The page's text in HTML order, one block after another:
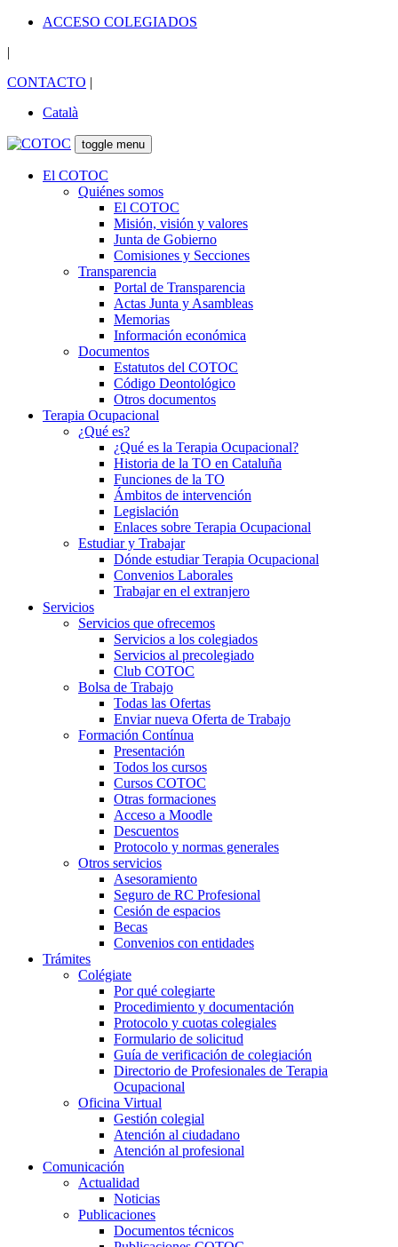
ACCESO COLEGIADOS
|
CONTACTO |
Català
toggle menu
El COTOC
Quiénes somos
El COTOC
Misión, visión y valores
Junta de Gobierno
Comisiones y Secciones
Transparencia
Portal de Transparencia
Actas Junta y Asambleas
Memorias
Información económica
Documentos
Estatutos del COTOC
Código Deontológico
Otros documentos
Terapia Ocupacional
¿Qué es?
¿Qué es la Terapia Ocupacional?
Historia de la TO en Cataluña
Funciones de la TO
Ámbitos de intervención
Legislación
Enlaces sobre Terapia Ocupacional
Estudiar y Trabajar
Dónde estudiar Terapia Ocupacional
Convenios Laborales
Trabajar en el extranjero
Servicios
Servicios que ofrecemos
Servicios a los colegiados
Servicios al precolegiado
Club COTOC
Bolsa de Trabajo
Todas las Ofertas
Enviar nueva Oferta de Trabajo
Formación Contínua
Presentación
Todos los cursos
Cursos COTOC
Otras formaciones
Acceso a Moodle
Descuentos
Protocolo y normas generales
Otros servicios
Asesoramiento
Seguro de RC Profesional
Cesión de espacios
Becas
Convenios con entidades
Trámites
Colégiate
Por qué colegiarte
Procedimiento y documentación
Protocolo y cuotas colegiales
Formulario de solicitud
Guía de verificación de colegiación
Directorio de Profesionales de Terapia
Ocupacional
Oficina Virtual
Gestión colegial
Atención al ciudadano
Atención al profesional
Comunicación
Actualidad
Noticias
Publicaciones
Documentos técnicos